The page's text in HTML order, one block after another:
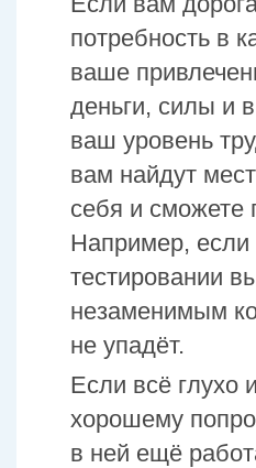
потребность в
ваше
деньги, силы и
ваш уровень
вам найдут
себя и сможете
Например, если
тестировании
незаменимым
не упадёт.
Если всё глухо
хорошему
в ней ещё